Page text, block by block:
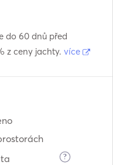
do 60 dnů před
z ceny jachty. více
?